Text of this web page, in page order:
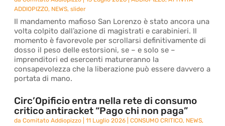
ADDIOPIZZO, NEWS,slider
Il mandamento mafioso San Lorenzo è stato ancora una
volta colpito dall’azione di magistrati e carabinieri. Il
momento è favorevole per scrollarsi definitivamente di
dosso il peso delle estorsioni, se – e solo se –
imprenditori ed esercenti matureranno la
consapevolezza che la liberazione può essere davvero a
portata di mano.
Circ’Opificio entra nella rete di consumo
critico antiracket “Pago chi non paga”
daComitato Addiopizzo |11 Luglio 2026 |CONSUMO CRITICO, NEWS,